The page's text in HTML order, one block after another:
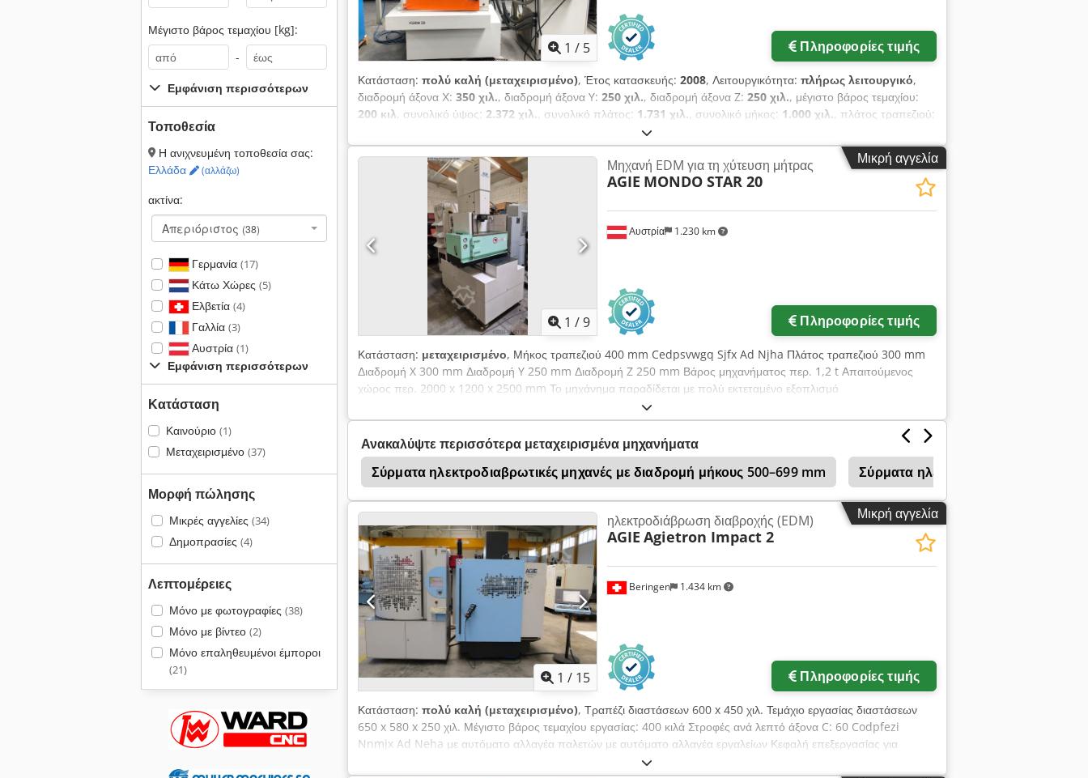
Μέγιστο βάρος τεμαχίου [kg]:
-
Εμφάνιση περισσότερων
Τοποθεσία
Η ανιχνευμένη τοποθεσία σας:
Ελλάδα
(αλλάζω)
ακτίνα:
Απεριόριστος (38)
Γερμανία (17)
Κάτω Χώρες (5)
Ελβετία (4)
Γαλλία (3)
Αυστρία (1)
Εμφάνιση περισσότερων
Κατάσταση
Καινούριο (1)
Μεταχειρισμένο (37)
Μορφή πώλησης
Μικρές αγγελίες (34)
Δημοπρασίες (4)
Λεπτομέρειες
Μόνο με φωτογραφίες (38)
Μόνο με βίντεο (2)
Μόνο επαληθευμένοι έμποροι
(21)
1 / 5 Πληροφορίες τιμής
Κατάσταση: πολύ καλή (μεταχειρισμένο), Έτος κατασκευής: 2008, Λειτουργικότητα: πλήρως λειτουργικό,
διαδρομή άξονα Χ: 350 χιλ., διαδρομή άξονα Y: 250 χιλ., διαδρομή άξονα Z: 250 χιλ., μέγιστο βάρος τεμαχίου:
200 κιλ, συνολικό ύψος: 2.372 χιλ., συνολικό πλάτος: 1.731 χιλ., συνολικό μήκος: 1.000 χιλ., πλάτος τραπεζιού:
400 χιλ.
χιλ., μέγιστο πλάτος κατεργαζόμενου τεμαχίου:500 χιλ., ύψος τεμαχίου εργασίας (μέγ.):265 χιλ., GF
AgieCharmilles FORM 20 Έτος κατασκευής: 2008 Διαδρομές κατεργασίας: X=350 mm, Y=250 mm, Z=250 mm
Chsdpfx Adezrut Ts Noa Μέγιστο μέγεθος τεμαχίου: X=800 mm, Y=500 mm, Z=265 mm Μέγιστο βάρος
τεμαχίου: 200 kg Μέγιστο βάρος ηλεκτροδίου: 50 kg Απόσταση τραπεζιού - τσοκ: 230 - 480 mm Γεννήτρια APG
FORM – ρεύμα εργασίας 72 αμπέρ Καλύτερη επιτεύξιμη επιφάνεια Ra 0,2 µm Περιλαμβάνει πνευματικό τσοκ
Erowa ITS 50 Περιλαμβάνει 4πλό αυτόματο αλλάκτη ηλεκτροδίων στο μαγκαζέ Βάρος μηχανήματος (καθαρό):
2000 kg Διαστάσεις μηχανήματος (Μ x Π x Υ): 1300 x 1850 x 2500 mm Το μηχάνημα θα καθαριστεί, θα
συντηρηθεί και θα ελεγχθεί μετά την παραγγελία. Με χαρά αναλαμβάνουμε και την εγκατάστασή του για εσάς.
Μικρή αγγελία
1 /9
Αυστρία 1.230 km
Μηχανή EDM για τη χύτευση μήτρας
AGIE MONDO STAR 20
Πληροφορίες τιμής
Κατάσταση: μεταχειρισμένο, Μήκος τραπεζιού 400 mm Cedpsvwgq Sjfx Ad Njha Πλάτος τραπεζιού 300 mm
Διαδρομή X 300 mm Διαδρομή Y 250 mm Διαδρομή Z 250 mm Βάρος μηχανήματος περ. 1,2 t Απαιτούμενος
χώρος περ. 2000 x 1200 x 2500 mm Το μηχάνημα παραδίδεται με πολύ εκτεταμένο εξοπλισμό
Ανακαλύψτε περισσότερα μεταχειρισμένα μηχανήματα
Σύρματα ηλεκτροδιαβρωτικές μηχανές με διαδρομή μήκους 500–699 mm
Σύρματα ηλεκτροδιαβρωτικά
Agie Evolution 2 Ζουμπάδες Και Μήτρες
Μικρή αγγελία
1 / 15
Beringen 1.434 km
ηλεκτροδιάβρωση διαβροχής (EDM)
AGIE Agietron Impact 2
Πληροφορίες τιμής
Κατάσταση: πολύ καλή (μεταχειρισμένο), Τραπέζι διαστάσεων 600 x 450 χιλ. Τεμάχιο εργασίας διαστάσεων
650 x 580 x 250 χιλ. Μέγιστο βάρος τεμαχίου εργασίας: 400 κιλά Στροφές ανά λεπτό άξονα C: 60 Codpfezi
Nnmjx Ad Neha με αυτόματο αλλαγέα παλετών με αυτόματο αλλαγέα εργαλείων Κεφαλή επεξεργασίας για
τρισδιάστατη κατεργασία Διάφορα αξεσουάρ MARCELS MASCHINEN AG